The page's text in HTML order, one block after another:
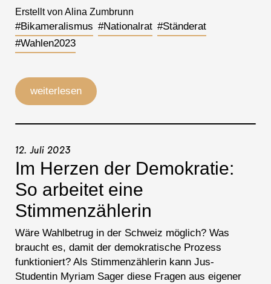
Erstellt von Alina Zumbrunn
#Bikameralismus #Nationalrat #Ständerat
#Wahlen2023
weiterlesen
12. Juli 2023
Im Herzen der Demokratie:
So arbeitet eine
Stimmenzählerin
Wäre Wahlbetrug in der Schweiz möglich? Was
braucht es, damit der demokratische Prozess
funktioniert? Als Stimmenzählerin kann Jus-
Studentin Myriam Sager diese Fragen aus eigener